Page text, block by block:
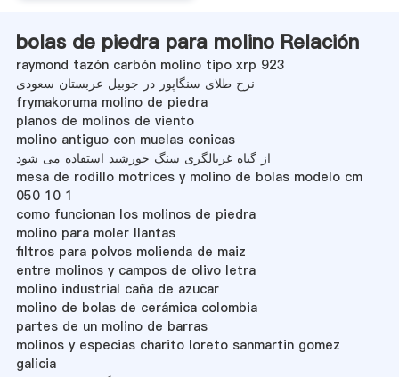
bolas de piedra para molino Relación
raymond tazón carbón molino tipo xrp 923
نرخ طلای سنگاپور در جوبیل عربستان سعودی
frymakoruma molino de piedra
planos de molinos de viento
molino antiguo con muelas conicas
از گیاه غربالگری سنگ خورشید استفاده می شود
mesa de rodillo motrices y molino de bolas modelo cm
050 10 1
como funcionan los molinos de piedra
molino para moler llantas
filtros para polvos molienda de maiz
entre molinos y campos de olivo letra
molino industrial caña de azucar
molino de bolas de cerámica colombia
partes de un molino de barras
molinos y especias charito loreto sanmartin gomez
galicia